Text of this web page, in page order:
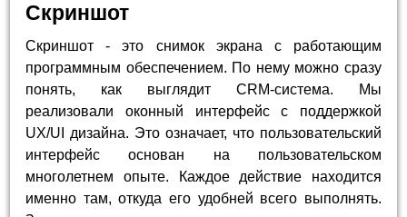
Скриншот
Скриншот - это снимок экрана с работающим
программным обеспечением. По нему можно сразу
понять, как выглядит CRM-система. Мы
реализовали оконный интерфейс с поддержкой
UX/UI дизайна. Это означает, что пользовательский
интерфейс основан на пользовательском
многолетнем опыте. Каждое действие находится
именно там, откуда его удобней всего выполнять.